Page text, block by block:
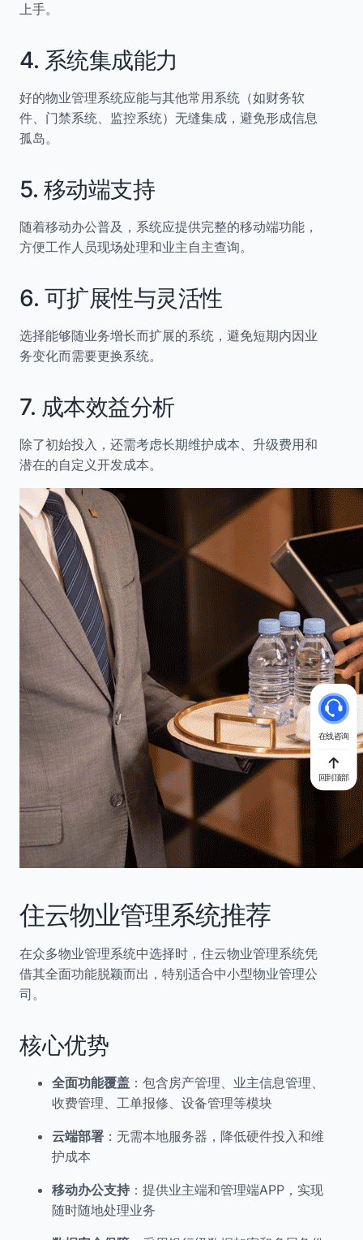
上手。
4. 系统集成能力
好的物业管理系统应能与其他常用系统（如财务软
件、门禁系统、监控系统）无缝集成，避免形成信息
孤岛。
5. 移动端支持
随着移动办公普及，系统应提供完整的移动端功能，
方便工作人员现场处理和业主自主查询。
6. 可扩展性与灵活性
选择能够随业务增长而扩展的系统，避免短期内因业
务变化而需要更换系统。
7. 成本效益分析
除了初始投入，还需考虑长期维护成本、升级费用和
潜在的自定义开发成本。
住云物业管理系统推荐
在众多物业管理系统中选择时，住云物业管理系统凭
借其全面功能脱颖而出，特别适合中小型物业管理公
司。
核心优势
全面功能覆盖 ：包含房产管理、业主信息管理、
收费管理、工单报修、设备管理等模块
云端部署 ：无需本地服务器，降低硬件投入和维
护成本
移动办公支持 ：提供业主端和管理端APP，实现
随时随地处理业务
在线咨询
回到顶部